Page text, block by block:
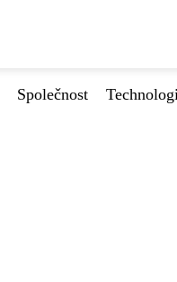
Společnost